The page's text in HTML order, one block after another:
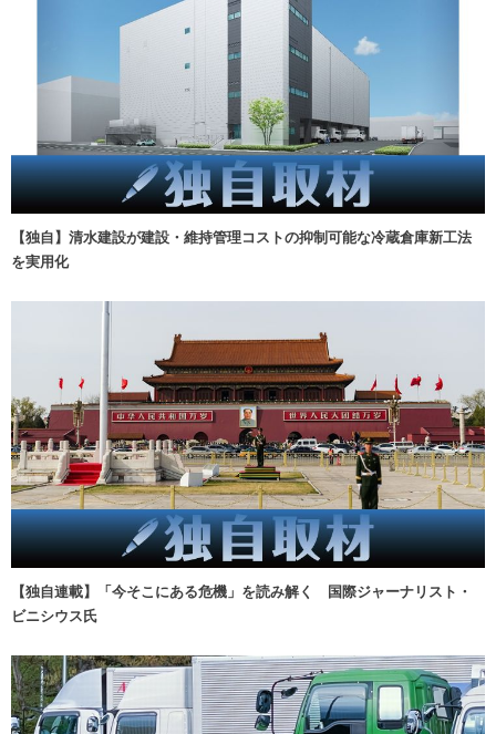
【独自】清水建設が建設・維持管理コストの抑制可能な冷蔵倉庫新工法
を実用化
【独自連載】「今そこにある危機」を読み解く 国際ジャーナリスト・
ビニシウス氏